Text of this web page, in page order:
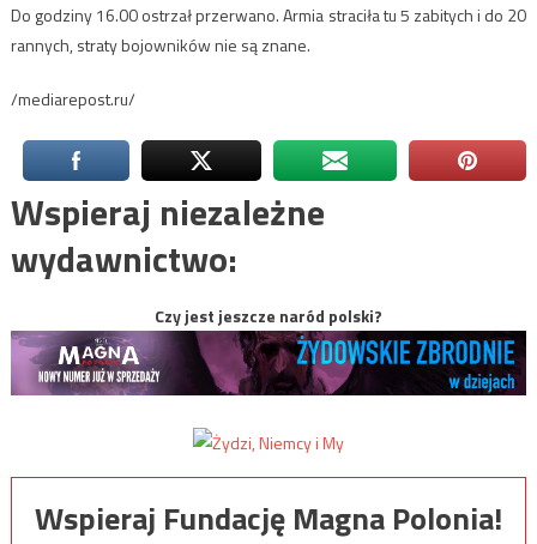
Do godziny 16.00 ostrzał przerwano. Armia straciła tu 5 zabitych i do 20
rannych, straty bojowników nie są znane.
/mediarepost.ru/
Wspieraj niezależne
wydawnictwo:
Czy jest jeszcze naród polski?
Wspieraj Fundację Magna Polonia!